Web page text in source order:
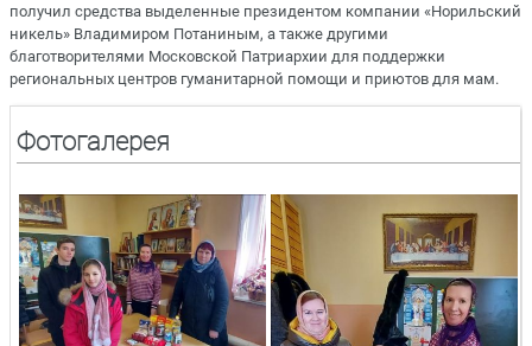
получил средства выделенные президентом компании «Норильский
никель» Владимиром Потаниным, а также другими
благотворителями Московской Патриархии для поддержки
региональных центров гуманитарной помощи и приютов для мам.
Фотогалерея